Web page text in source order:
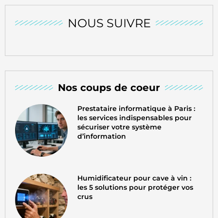
NOUS SUIVRE
Nos coups de coeur
Prestataire informatique à Paris :
les services indispensables pour
sécuriser votre système
d’information
Humidificateur pour cave à vin :
les 5 solutions pour protéger vos
crus